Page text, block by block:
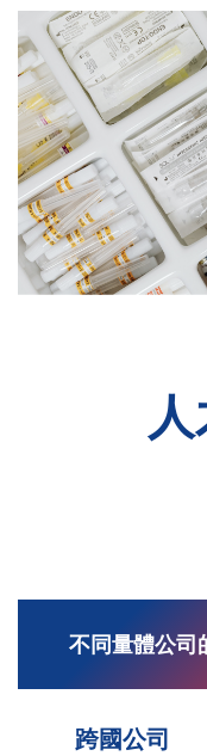
不同量體公司
跨國公司